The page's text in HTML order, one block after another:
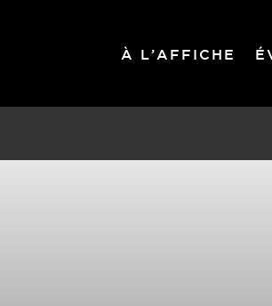
À L’AFFICHE